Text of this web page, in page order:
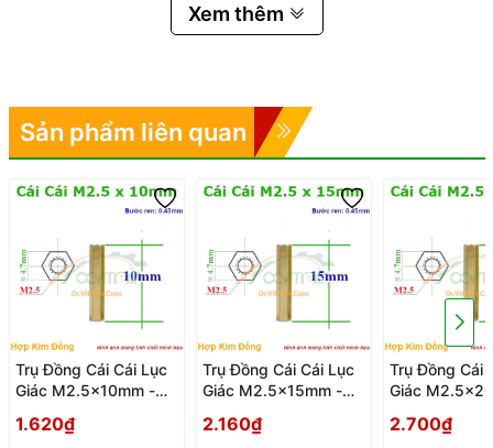
Xem thêm
Sản phẩm liên quan
Trụ Đồng Cái Cái Lục
Giác M2.5x10mm -
Giac
1.620₫
Trụ Đồng Cái Cái Lục
Giác M2.5x15mm -
Giac
2.160₫
Trụ Đồng Cái
Giác
Giac
2.700₫